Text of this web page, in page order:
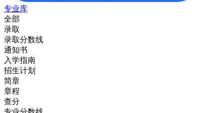
专业库
全部
录取
录取分数线
通知书
入学指南
招生计划
简章
章程
查分